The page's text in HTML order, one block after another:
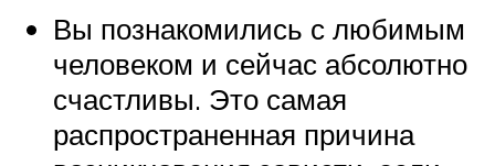
Вы познакомились с любимым
человеком и сейчас абсолютно
счастливы. Это самая
распространенная причина